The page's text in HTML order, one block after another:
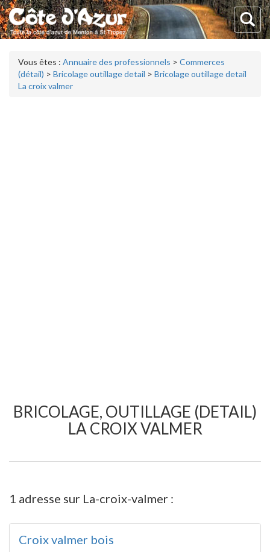
Vous êtes : Annuaire des professionnels > Commerces
(détail) > Bricolage outillage detail > Bricolage outillage detail
La croix valmer
BRICOLAGE, OUTILLAGE (DETAIL)
LA CROIX VALMER
1 adresse sur La-croix-valmer :
Croix valmer bois